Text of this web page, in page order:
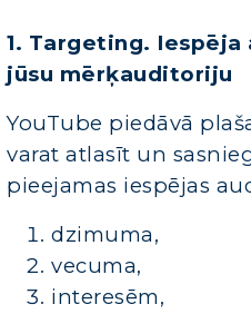
1. Targeting.
jūsu mērķauditoriju
YouTube piedāvā
varat atlasīt un
pieejamas iespējas
dzimuma,
vecuma,
interesēm,